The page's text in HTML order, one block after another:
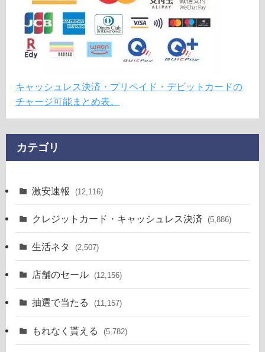
キャッシュレス決済・プリペイド・デビットカードの
チャージ可能まとめ表。
カテゴリ
激安速報 (12,116)
クレジットカード・キャッシュレス決済 (5,886)
生活ネタ (2,507)
店舗のセール (12,156)
抽選で当たる (11,157)
もれなく貰える (5,782)